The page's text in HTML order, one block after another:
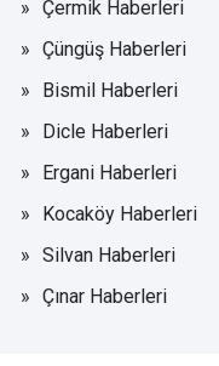
Çermik Haberleri
Çüngüş Haberleri
Bismil Haberleri
Dicle Haberleri
Ergani Haberleri
Kocaköy Haberleri
Silvan Haberleri
Çınar Haberleri